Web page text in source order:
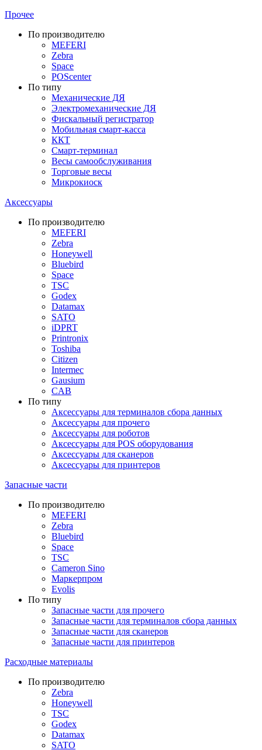
Прочее
По производителю
MEFERI
Zebra
Space
POScenter
По типу
Механические ДЯ
Электромеханические ДЯ
Фискальный регистратор
Мобильная смарт-касса
ККТ
Смарт-терминал
Весы самообслуживания
Торговые весы
Микрокиоск
Аксессуары
По производителю
MEFERI
Zebra
Honeywell
Bluebird
Space
TSC
Godex
Datamax
SATO
iDPRT
Printronix
Toshiba
Citizen
Intermec
Gausium
CAB
По типу
Аксессуары для терминалов сбора данных
Аксессуары для прочего
Аксессуары для роботов
Аксессуары для POS оборудования
Аксессуары для сканеров
Аксессуары для принтеров
Запасные части
По производителю
MEFERI
Zebra
Bluebird
Space
TSC
Cameron Sino
Маркерпром
Evolis
По типу
Запасные части для прочего
Запасные части для терминалов сбора данных
Запасные части для сканеров
Запасные части для принтеров
Расходные материалы
По производителю
Zebra
Honeywell
TSC
Godex
Datamax
SATO